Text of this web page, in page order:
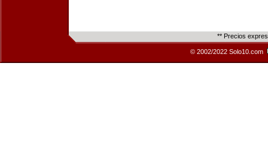
** Precios
© 2002/2022 Solo10.com